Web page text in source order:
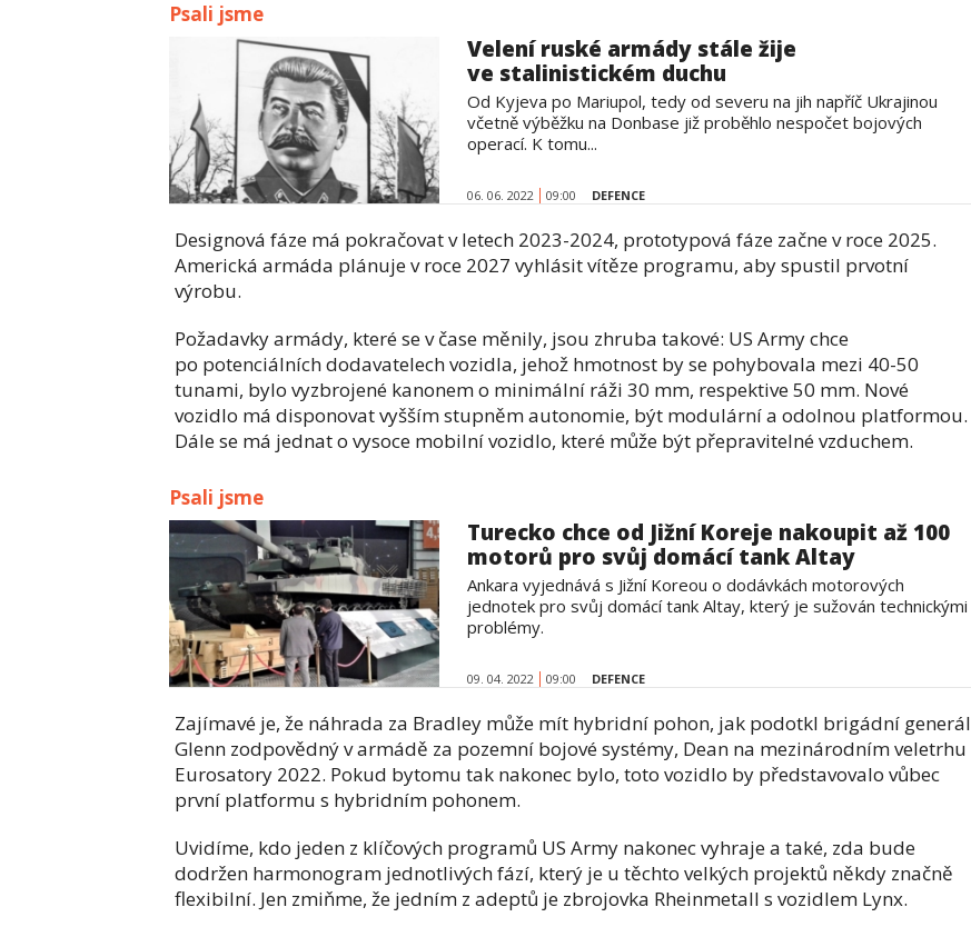
Psali jsme
Velení ruské armády stále žije
ve stalinistickém duchu
Od Kyjeva po Mariupol, tedy od severu na jih napříč Ukrajinou
včetně výběžku na Donbase již proběhlo nespočet bojových
operací. K tomu...
06. 06. 2022 09:00 DEFENCE
Designová fáze má pokračovat v letech 2023-2024, prototypová fáze začne v roce 2025.
Americká armáda plánuje v roce 2027 vyhlásit vítěze programu, aby spustil prvotní
výrobu.
Požadavky armády, které se v čase měnily, jsou zhruba takové: US Army chce
po potenciálních dodavatelech vozidla, jehož hmotnost by se pohybovala mezi 40-50
tunami, bylo vyzbrojené kanonem o minimální ráži 30 mm, respektive 50 mm. Nové
vozidlo má disponovat vyšším stupněm autonomie, být modulární a odolnou platformou.
Dále se má jednat o vysoce mobilní vozidlo, které může být přepravitelné vzduchem.
Psali jsme
Turecko chce od Jižní Koreje nakoupit až 100
motorů pro svůj domácí tank Altay
Ankara vyjednává s Jižní Koreou o dodávkách motorových
jednotek pro svůj domácí tank Altay, který je sužován technickými
problémy.
09. 04. 2022 09:00 DEFENCE
Zajímavé je, že náhrada za Bradley může mít hybridní pohon, jak podotkl brigádní generál
Glenn zodpovědný v armádě za pozemní bojové systémy, Dean na mezinárodním veletrhu
Eurosatory 2022. Pokud bytomu tak nakonec bylo, toto vozidlo by představovalo vůbec
první platformu s hybridním pohonem.
Uvidíme, kdo jeden z klíčových programů US Army nakonec vyhraje a také, zda bude
dodržen harmonogram jednotlivých fází, který je u těchto velkých projektů někdy značně
flexibilní. Jen zmiňme, že jedním z adeptů je zbrojovka Rheinmetall s vozidlem Lynx.